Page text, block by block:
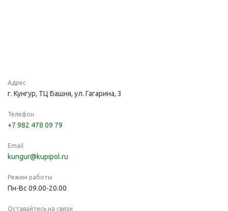
Адрес
г. Кунгур, ТЦ Башня, ул. Гагарина, 3
Телефон
+7 982 478 09 79
Email
kungur@kupipol.ru
Режим работы
Пн-Вс 09.00-20.00
Оставайтесь на связи